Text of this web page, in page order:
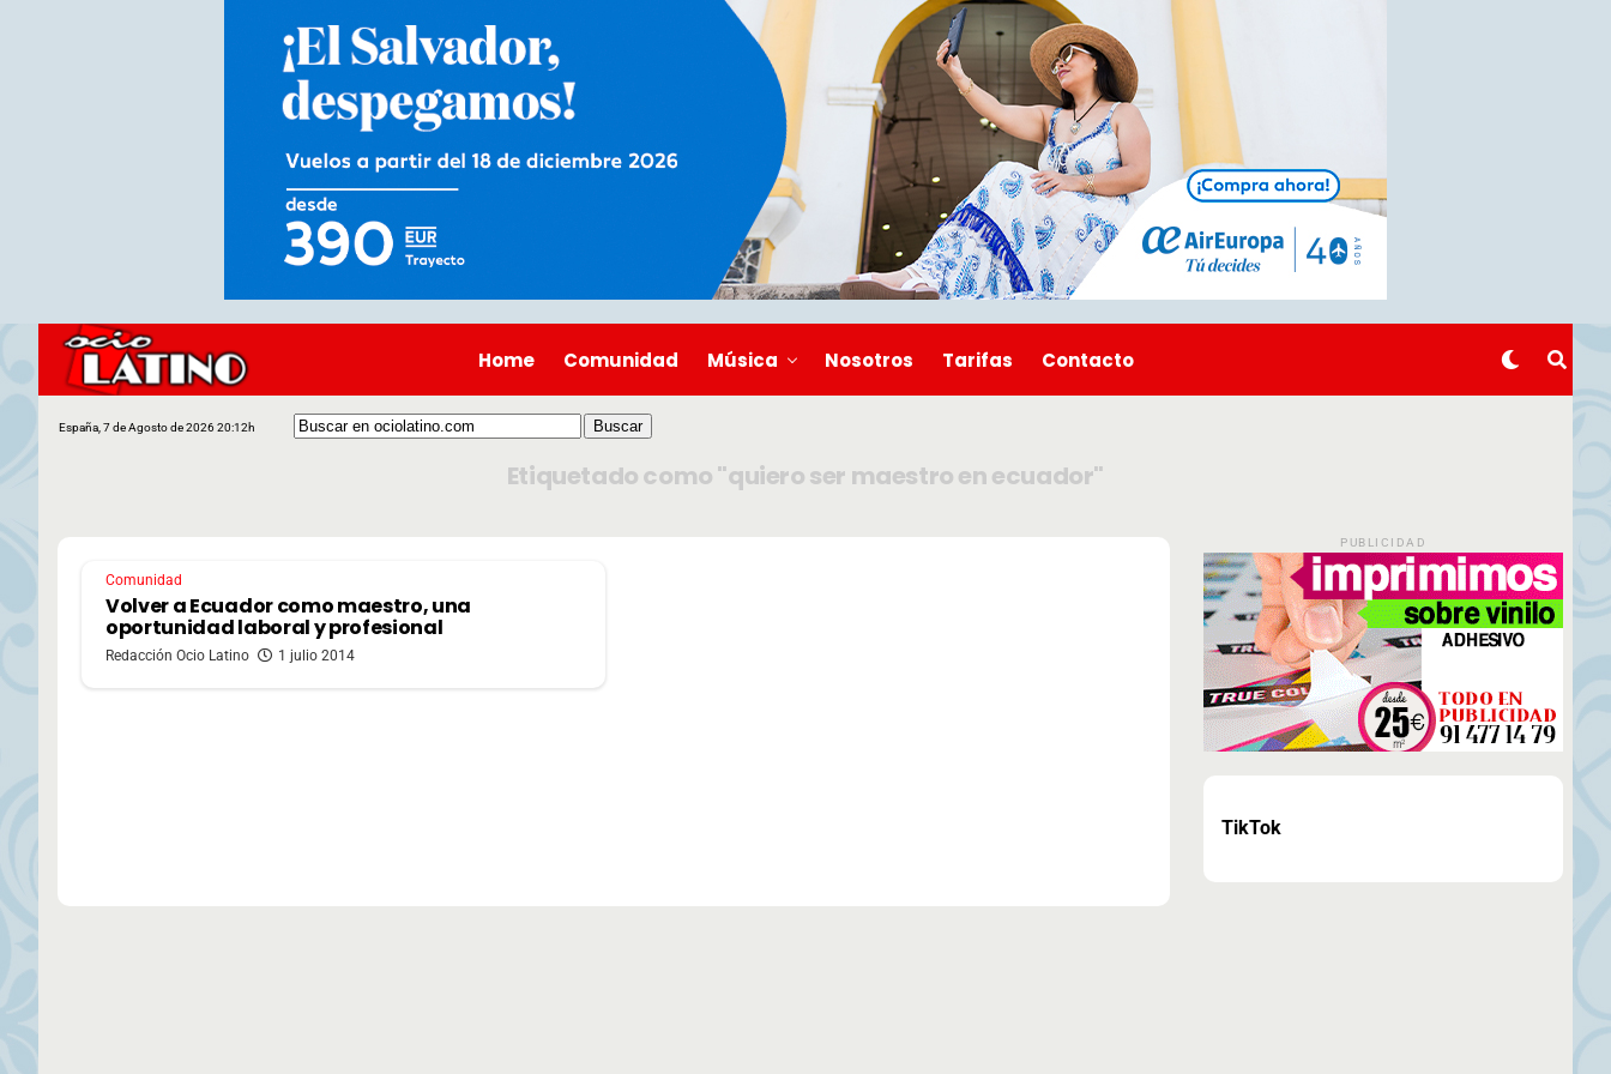
Home Comunidad Música Nosotros Tarifas Contacto
España, 7 de Agosto de 2026 20:12h
Etiquetado como "quiero ser maestro en ecuador"
Comunidad
Volver a Ecuador como maestro, una
oportunidad laboral y profesional
Redacción Ocio Latino 1 julio 2014
PUBLICIDAD
TikTok